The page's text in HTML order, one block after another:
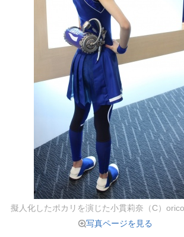
擬人化したポカリを演じた小貫莉奈（C）
写真ページを見る